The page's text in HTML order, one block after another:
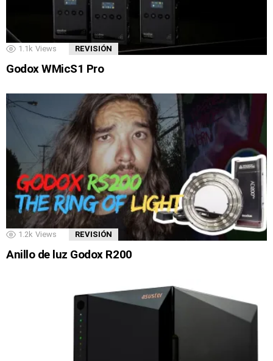
1.1k Views REVISIÓN
Godox WMicS1 Pro
1.2k Views REVISIÓN
Anillo de luz Godox R200